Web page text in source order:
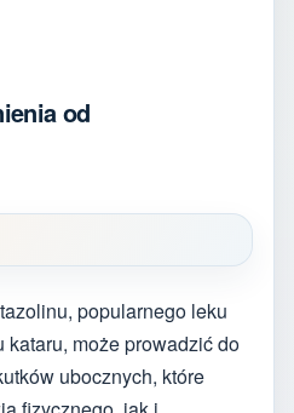
od
popularnego leku
może prowadzić do
ubocznych, które